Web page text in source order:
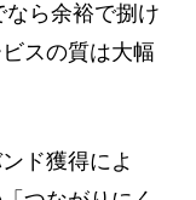
なら余裕で捌け
スの質は大幅
ド獲得によ